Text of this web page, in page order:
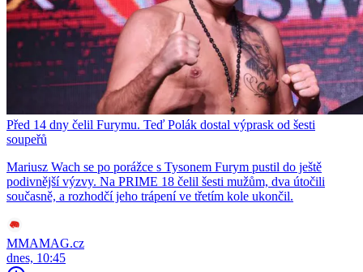
Před 14 dny čelil Furymu. Teď Polák dostal výprask od šesti
soupeřů
Mariusz Wach se po porážce s Tysonem Furym pustil do ještě
podivnější výzvy. Na PRIME 18 čelil šesti mužům, dva útočili
současně, a rozhodčí jeho trápení ve třetím kole ukončil.
MMAMAG.cz
dnes, 10:45